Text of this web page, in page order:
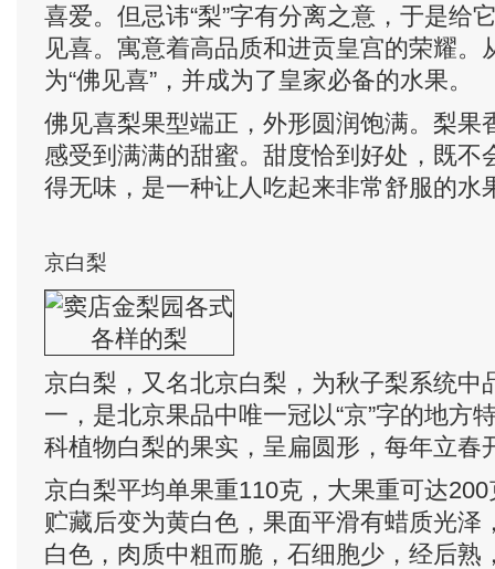
喜爱。但忌讳“梨”字有分离之意，于是
见喜。寓意着高品质和进贡皇宫的荣耀。
为“佛见喜”，并成为了皇家必备的水果。
佛见喜梨果型端正，外形圆润饱满。梨果
感受到满满的甜蜜。甜度恰到好处，既不
得无味，是一种让人吃起来非常舒服的水
京白梨
京白梨，又名北京白梨，为秋子梨系统中
一，是北京果品中唯一冠以“京”字的地方
科植物白梨的果实，呈扁圆形，每年立春
京白梨平均单果重110克，大果重可达
贮藏后变为黄白色，果面平滑有蜡质光泽
白色，肉质中粗而脆，石细胞少，经后熟